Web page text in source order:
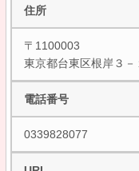
住所
〒1100003
東京都台東区根岸３
電話番号
0339828077